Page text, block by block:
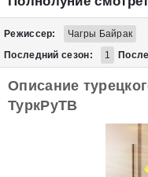
Режиссер:
Чагры Байрак
Последний сезон:
1
Описание
ТуркРуТВ